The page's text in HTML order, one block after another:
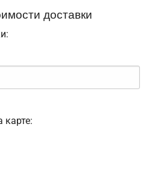
доставки
карте: